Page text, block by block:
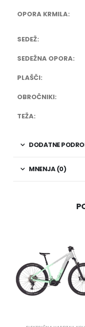
OPORA KRMILA:
SEDEŽ:
SEDEŽNA OPORA:
PLAŠČI:
OBROČNIKI:
TEŽA:
DODATNE
MNENJA (0)